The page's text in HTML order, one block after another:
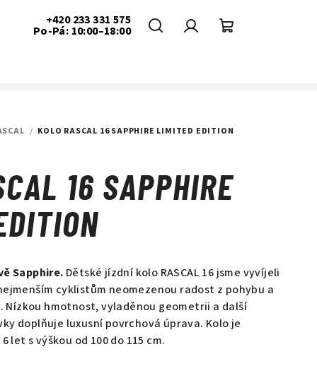
+420 233 331 575
Po-Pá: 10:00–18:00
/ KOLO RASCAL 16 SAPPHIRE LIMITED EDITION
16 SAPPHIRE
Sapphire. Dětské jízdní kolo RASCAL 16 jsme vyvíjeli
cyklistům neomezenou radost z pohybu a
Nízkou hmotnost, vyladěnou geometrii a další
doplňuje luxusní povrchová úprava. Kolo je
let s výškou od 100 do 115 cm.